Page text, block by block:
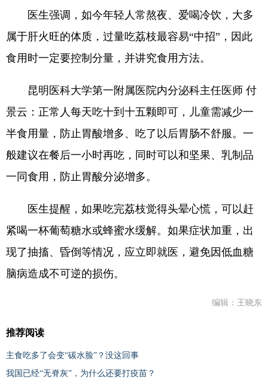
医生强调，如今年轻人常熬夜、爱喝冷饮，大多
属于肝火旺的体质，过量吃荔枝最容易“中招”，因此
食用时一定要控制分量，并讲究食用方法。
昆明医科大学第一附属医院内分泌科主任医师 付
景云：正常人每天吃十到十五颗即可，儿童需减少一
半食用量，防止胃酸增多、吃了以后胃肠不舒服。一
般建议在餐后一小时再吃，同时可以和坚果、乳制品
一同食用，防止胃酸分泌增多。
医生提醒，如果吃完荔枝觉得头晕心慌，可以赶
紧喝一杯葡萄糖水或蜂蜜水缓解。如果症状加重，出
现了抽搐、昏倒等情况，应立即就医，避免因低血糖
脑病造成不可逆的损伤。
编辑：王晓东
推荐阅读
主食吃多了会变“碳水脸”？没这回事
我国已经“无脊灰”，为什么还要打疫苗？